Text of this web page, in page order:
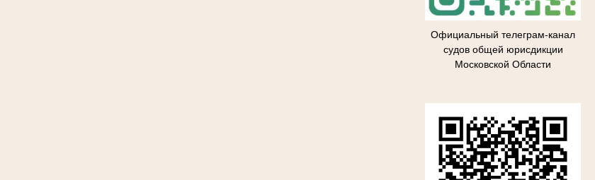
Официальный телеграм-канал
судов общей юрисдикции
Московской Области